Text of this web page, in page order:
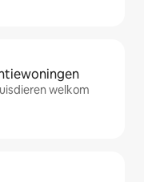
welkom